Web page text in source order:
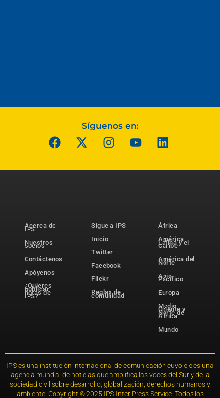
Síguenos en:
Acerca de
IPS
Nuestros
socios
Contáctenos
Apóyenos
¿Quieres
publicar
notas de
IPS?
Sigue a IPS
Inicio
Twitter
Facebook
Flickr
Reglas de
comunidad
África
América
Latina y el
Caribe
América del
Norte
Asia-
Pacífico
Europa
Medio
Oriente y
Norte de
África
Mundo
IPS es una institución internacional de comunicación cuyo eje es una
agencia mundial de noticias que amplifica las voces del Sur y de la
sociedad civil sobre desarrollo, globalización, derechos humanos y
ambiente. Copyright © 2025 IPS-Inter Press Service. Todos los